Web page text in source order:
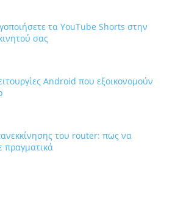
τα YouTube Shorts στην
σας
Android που εξοικονομούν
του router: πως να
πραγματικά